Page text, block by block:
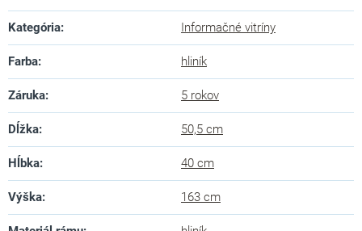
Kategória: Informačné vitríny
Farba: hliník
Záruka: 5 rokov
Dĺžka: 50,5 cm
Hĺbka: 40 cm
Výška: 163 cm